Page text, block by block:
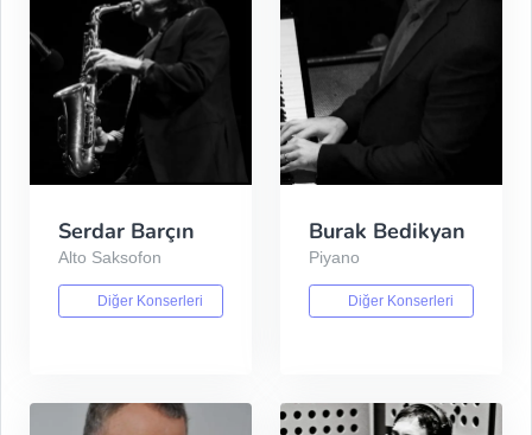
Serdar Barçın
Alto Saksofon
Diğer Konserleri
Burak Bedikyan
Piyano
Diğer Konserleri